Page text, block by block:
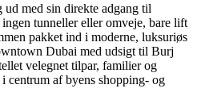
med sin direkte adgang til
tunneller eller omveje, bare lift
pakket ind i moderne, luksuriøs
Dubai med udsigt til Burj
velegnet tilpar, familier og
centrum af byens shopping- og